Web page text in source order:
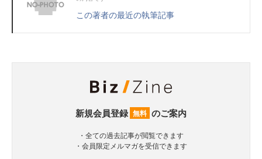
この著者の最近の執筆記事
新規会員登録 無料 のご案内
・全ての過去記事が閲覧できます
・会員限定メルマガを受信できます